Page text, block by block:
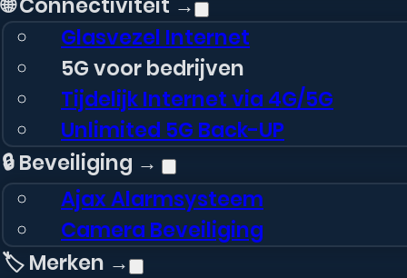
Glasvezel Internet
5G voor bedrijven
Tijdelijk Internet via 4G/5G
Unlimited 5G Back-UP
🔒 Beveiliging →
Ajax Alarmsysteem
Camera Beveiliging
🏷️ Merken →